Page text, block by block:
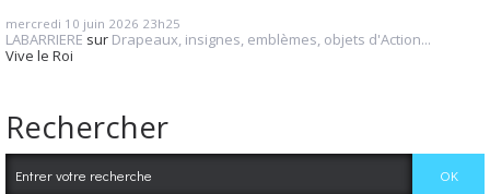
mercredi 10 juin 2026 23h25
LABARRIERE sur Drapeaux, insignes, emblèmes, objets d'Action...
Vive le Roi
Rechercher